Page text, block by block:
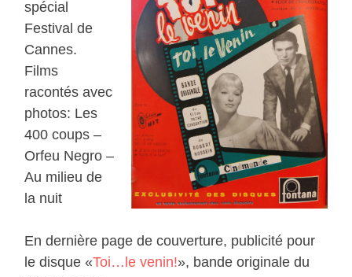
spécial
Festival de
Cannes.
Films
racontés avec
photos: Les
400 coups –
Orfeu Negro –
Au milieu de
la nuit
En dernière page de couverture, publicité pour
le disque «Toi…le venin!», bande originale du